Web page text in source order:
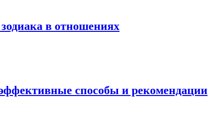
в отношениях
способы и рекомендации